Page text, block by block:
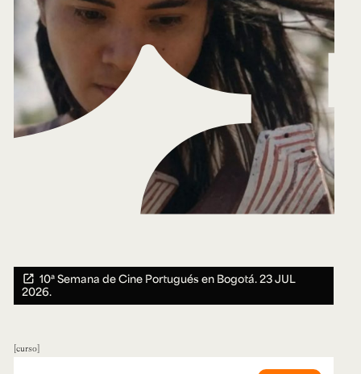
10ª Semana de Cine Portugués en Bogotá.23 JUL
2026.
curso